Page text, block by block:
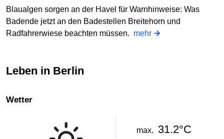
Blaualgen sorgen an der Havel für Warnhinweise: Was
Badende jetzt an den Badestellen Breitehorn und
Radfahrerwiese beachten müssen. mehr
Leben in Berlin
Wetter
max. 31.2°C